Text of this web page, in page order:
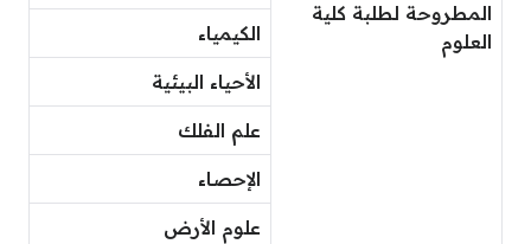
المطروحة لطلبة كلية
العلوم
الكيمياء
الأحياء البيئية
علم الفلك
الإحصاء
علوم الأرض